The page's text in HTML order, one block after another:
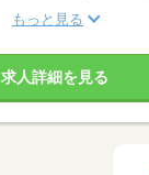
もっと見る
求人詳細を見る